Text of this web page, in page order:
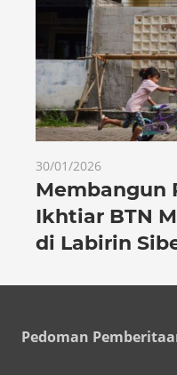
30/01/2026
Membangun
Ikhtiar BTN
di Labirin
Pedoman